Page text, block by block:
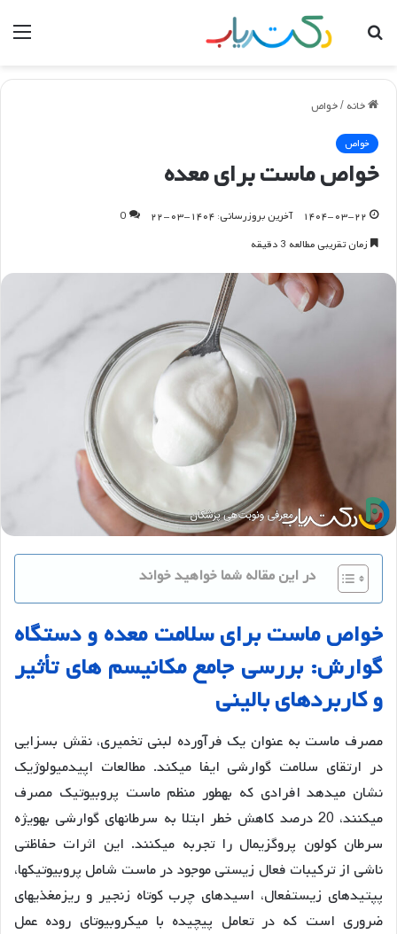
جستجو
خانه /خواص
خواص
خواص ماست برای معده
۱۴۰۴-۰۳-۲۲ آخرین بروزرسانی: ۱۴۰۴-۰۳-۲۲
0
زمان تقریبی مطالعه 3 دقیقه
در این مقاله شما خواهید خواند
خواص ماست برای سلامت معده و دستگاه
گوارش: بررسی جامع مکانیسم های تأثیر
و کاربردهای بالینی
مصرف ماست به عنوان یک فرآورده لبنی تخمیری، نقش بسزایی
در ارتقای سلامت گوارشی ایفا میکند. مطالعات اپیدمیولوژیک
نشان میدهد افرادی که بهطور منظم ماست پروبیوتیک مصرف
میکنند، 20 درصد کاهش خطر ابتلا به سرطانهای گوارشی بهویژه
سرطان کولون پروگزیمال را تجربه میکنند. این اثرات حفاظتی
ناشی از ترکیبات فعال زیستی موجود در ماست شامل پروبیوتیکها،
پپتیدهای زیستفعال، اسیدهای چرب کوتاه زنجیر و ریزمغذیهای
ضروری است که در تعامل پیچیده با میکروبیوتای روده عمل